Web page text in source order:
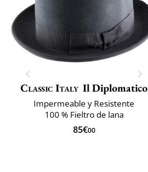
Classic Italy Il Diplomatico
Impermeable y Resistente
100 % Fieltro de lana
85€00